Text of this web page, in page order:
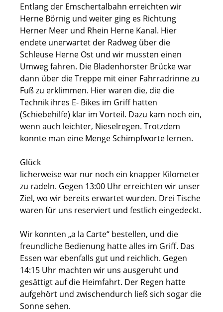
Entlang der Emschertalbahn erreichten wir
Herne Börnig und weiter ging es Richtung
Herner Meer und Rhein Herne Kanal. Hier
endete unerwartet der Radweg über die
Schleuse Herne Ost und wir mussten einen
Umweg fahren. Die Bladenhorster Brücke war
dann über die Treppe mit einer Fahrradrinne zu
Fuß zu erklimmen. Hier waren die, die die
Technik ihres E- Bikes im Griff hatten
(Schiebehilfe) klar im Vorteil. Dazu kam noch ein,
wenn auch leichter, Nieselregen. Trotzdem
konnte man eine Menge Schimpfworte lernen.
Glück
licherweise war nur noch ein knapper Kilometer
zu radeln. Gegen 13:00 Uhr erreichten wir unser
Ziel, wo wir bereits erwartet wurden. Drei Tische
waren für uns reserviert und festlich eingedeckt.
Wir konnten „a la Carte“ bestellen, und die
freundliche Bedienung hatte alles im Griff. Das
Essen war ebenfalls gut und reichlich. Gegen
14:15 Uhr machten wir uns ausgeruht und
gesättigt auf die Heimfahrt. Der Regen hatte
aufgehört und zwischendurch ließ sich sogar die
Sonne sehen.